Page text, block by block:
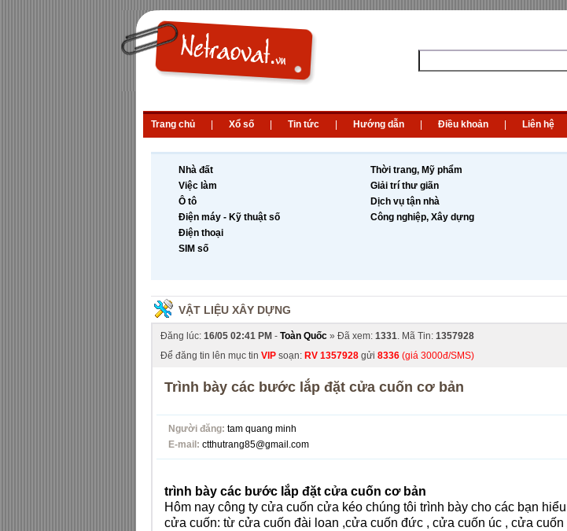
Trang chủ Xổ số Tin tức Hướng dẫn Điều khoản Liên hệ
Nhà đất
Việc làm
Ô tô
Điện máy - Kỹ thuật số
Điện thoại
SIM số
Thời trang, Mỹ phẩm
Giải trí thư giãn
Dịch vụ tận nhà
Công nghiệp, Xây dựng
VẬT LIỆU XÂY DỰNG
Đăng lúc: 16/05 02:41 PM - Toàn Quốc » Đã xem: 1331. Mã Tin: 1357928
Để đăng tin lên mục tin VIP soạn: RV 1357928 gửi 8336 (giá 3000đ/SMS)
Trình bày các bước lắp đặt cửa cuốn cơ bản
Người đăng: tam quang minh
E-mail: ctthutrang85@gmail.com
trình bày các bước lắp đặt cửa cuốn cơ bản
Hôm nay công ty cửa cuốn cửa kéo chúng tôi trình bày cho các bạn
cửa cuốn: từ cửa cuốn đài loan ,cửa cuốn đức , cửa cuốn úc , cửa